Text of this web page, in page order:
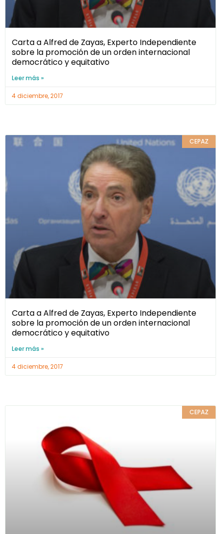
Carta a Alfred de Zayas, Experto Independiente
sobre la promoción de un orden internacional
democrático y equitativo
Leer más »
4 diciembre, 2017
CEPAZ
Carta a Alfred de Zayas, Experto Independiente
sobre la promoción de un orden internacional
democrático y equitativo
Leer más »
4 diciembre, 2017
CEPAZ